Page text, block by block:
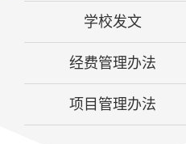
学校发文
经费管理办法
项目管理办法